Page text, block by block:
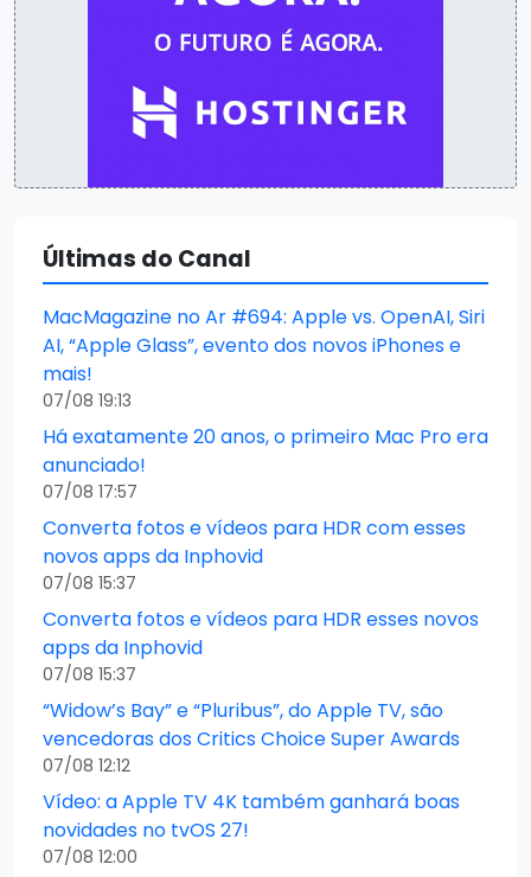
Últimas do Canal
MacMagazine no Ar #694: Apple vs. OpenAI, Siri
AI, “Apple Glass”, evento dos novos iPhones e
mais!
07/08 19:13
Há exatamente 20 anos, o primeiro Mac Pro era
anunciado!
07/08 17:57
Converta fotos e vídeos para HDR com esses
novos apps da Inphovid
07/08 15:37
Converta fotos e vídeos para HDR esses novos
apps da Inphovid
07/08 15:37
“Widow’s Bay” e “Pluribus”, do Apple TV, são
vencedoras dos Critics Choice Super Awards
07/08 12:12
Vídeo: a Apple TV 4K também ganhará boas
novidades no tvOS 27!
07/08 12:00